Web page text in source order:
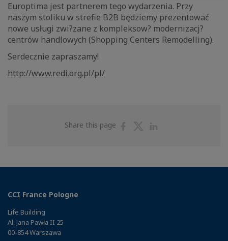
Europtima jest partnerem tego wydarzenia. Przy
naszym stoliku w strefie B2B będziemy prezentować
nowe usługi zwi?zane z kompleksow? modernizacj?
centrów handlowych (Shopping Centers Remodelling).
Serdecznie zapraszamy!
http://www.redi.org.pl/pl/
Share this page
ShareShare
CCI France Pologne
Life Building
Al. Jana Pawła II 25
00-854 Warszawa